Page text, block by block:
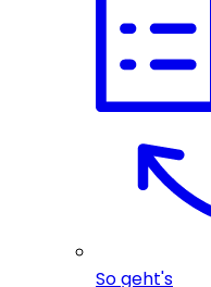
So geht's